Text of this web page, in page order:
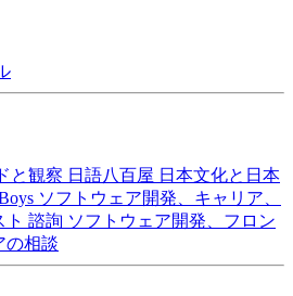
と観察 日語八百屋 日本文化と日本
ソフトウェア開発、キャリア、
諮詢 ソフトウェア開発、フロン
の相談